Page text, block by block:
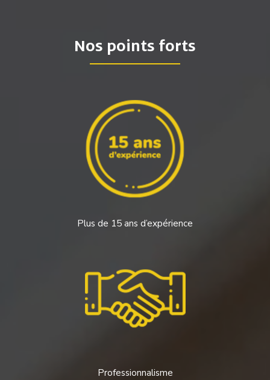
Nos points forts
Plus de 15 ans d’expérience
Professionnalisme